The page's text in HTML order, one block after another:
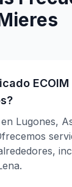
ECOIM
Lugones,